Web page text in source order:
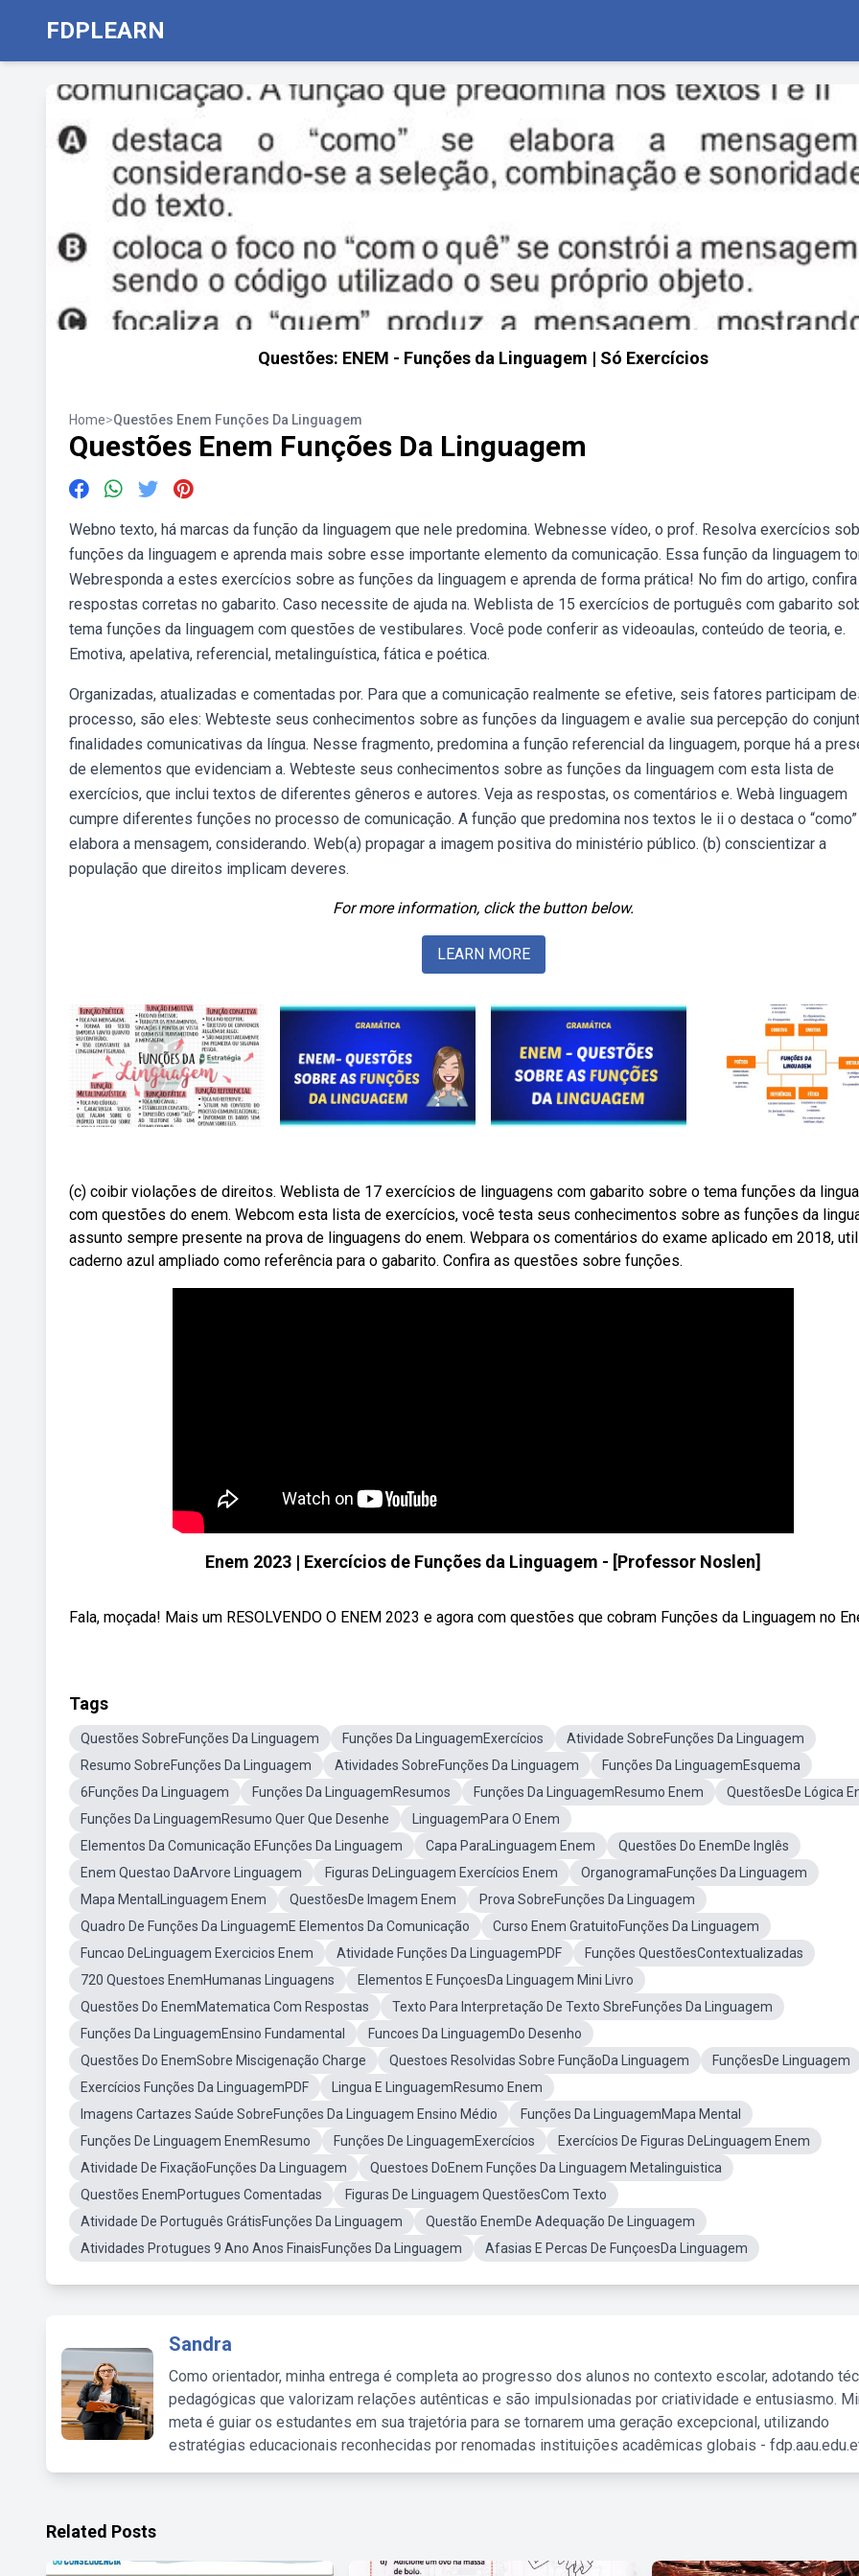
FDPLEARN
Questões: ENEM - Funções da Linguagem | Só Exercícios
Home>Questões Enem Funções Da Linguagem
Questões Enem Funções Da Linguagem
Webno texto, há marcas da função da linguagem que nele predomina. Webnesse vídeo, o prof. Resolva exercícios
funções da linguagem e aprenda mais sobre esse importante elemento da comunicação. Essa função da linguagem
Webresponda a estes exercícios sobre as funções da linguagem e aprenda de forma prática! No fim do artigo,
respostas corretas no gabarito. Caso necessite de ajuda na. Weblista de 15 exercícios de português com gabarito
tema funções da linguagem com questões de vestibulares. Você pode conferir as videoaulas, conteúdo de teoria, e.
Emotiva, apelativa, referencial, metalinguística, fática e poética.
Organizadas, atualizadas e comentadas por. Para que a comunicação realmente se efetive, seis fatores participam
processo, são eles: Webteste seus conhecimentos sobre as funções da linguagem e avalie sua percepção do
finalidades comunicativas da língua. Nesse fragmento, predomina a função referencial da linguagem, porque há a
de elementos que evidenciam a. Webteste seus conhecimentos sobre as funções da linguagem com esta lista de
exercícios, que inclui textos de diferentes gêneros e autores. Veja as respostas, os comentários e. Webà linguagem
cumpre diferentes funções no processo de comunicação. A função que predomina nos textos le ii o destaca o
elabora a mensagem, considerando. Web(a) propagar a imagem positiva do ministério público. (b) conscientizar a
população que direitos implicam deveres.
For more information, click the button below.
LEARN MORE
(c) coibir violações de direitos. Weblista de 17 exercícios de linguagens com gabarito sobre o tema funções da
com questões do enem. Webcom esta lista de exercícios, você testa seus conhecimentos sobre as funções da
assunto sempre presente na prova de linguagens do enem. Webpara os comentários do exame aplicado em 2018,
caderno azul ampliado como referência para o gabarito. Confira as questões sobre funções.
Enem 2023 | Exercícios de Funções da Linguagem - [Professor Noslen]
Fala, moçada! Mais um RESOLVENDO O ENEM 2023 e agora com questões que cobram Funções da Linguagem no
Tags
Questões SobreFunções Da Linguagem Funções Da LinguagemExercícios
Atividade SobreFunções Da Linguagem
Resumo SobreFunções Da Linguagem
Atividades SobreFunções Da Linguagem
Funções Da LinguagemEsquema
6Funções Da Linguagem
Funções Da LinguagemResumos Funções Da LinguagemResumo Enem
QuestõesDe Lógica
Funções Da LinguagemResumo Quer Que Desenhe
LinguagemPara O Enem
Elementos Da Comunicação EFunções Da Linguagem
Capa ParaLinguagem Enem
Questões Do EnemDe Inglês
Enem Questao DaArvore Linguagem
Figuras DeLinguagem Exercícios Enem
OrganogramaFunções Da Linguagem
Mapa MentalLinguagem Enem
QuestõesDe Imagem Enem
Prova SobreFunções Da Linguagem
Quadro De Funções Da LinguagemE Elementos Da Comunicação
Curso Enem GratuitoFunções Da Linguagem
Funcao DeLinguagem Exercicios Enem
Atividade Funções Da LinguagemPDF
Funções QuestõesContextualizadas
720 Questoes EnemHumanas Linguagens
Elementos E FunçoesDa Linguagem Mini Livro
Questões Do EnemMatematica Com Respostas
Texto Para Interpretação De Texto SbreFunções Da Linguagem
Funções Da LinguagemEnsino Fundamental
Funcoes Da LinguagemDo Desenho
Questões Do EnemSobre Miscigenação Charge
Questoes Resolvidas Sobre FunçãoDa Linguagem
FunçõesDe Linguagem
Exercícios Funções Da LinguagemPDF
Lingua E LinguagemResumo Enem
Imagens Cartazes Saúde SobreFunções Da Linguagem Ensino Médio
Funções Da LinguagemMapa Mental
Funções De Linguagem EnemResumo
Funções De LinguagemExercícios
Exercícios De Figuras DeLinguagem Enem
Atividade De FixaçãoFunções Da Linguagem
Questoes DoEnem Funções Da Linguagem Metalinguistica
Questões EnemPortugues Comentadas
Figuras De Linguagem QuestõesCom Texto
Atividade De Português GrátisFunções Da Linguagem
Questão EnemDe Adequação De Linguagem
Atividades Protugues 9 Ano Anos FinaisFunções Da Linguagem
Afasias E Percas De FunçoesDa Linguagem
Sandra
Como orientador, minha entrega é completa ao progresso dos alunos no contexto escolar, adotando
pedagógicas que valorizam relações autênticas e são impulsionadas por criatividade e entusiasmo.
meta é guiar os estudantes em sua trajetória para se tornarem uma geração excepcional, utilizando
estratégias educacionais reconhecidas por renomadas instituições acadêmicas globais -
Related Posts